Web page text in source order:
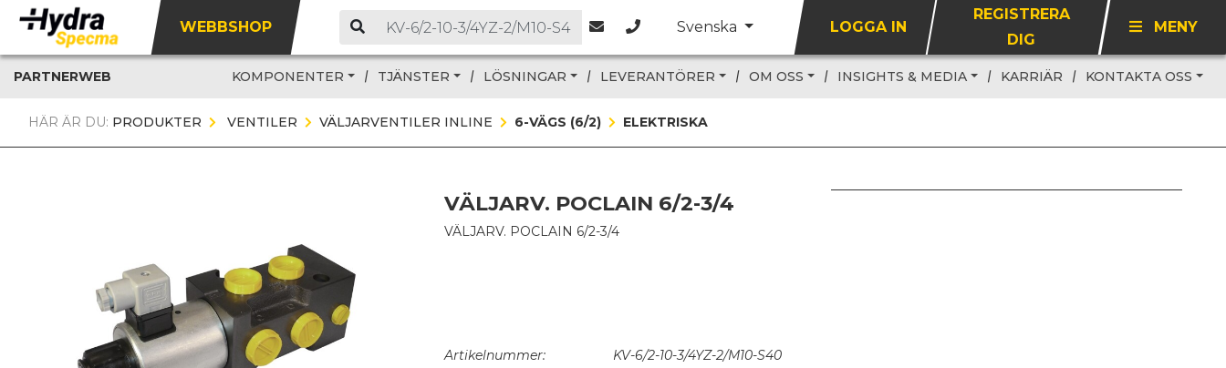
WEBBSHOP Svenska LOGGA IN
REGISTRERA
DIG
MENY
PARTNERWEB KOMPONENTER TJÄNSTER LÖSNINGAR LEVERANTÖRER OM OSS INSIGHTS & MEDIA KARRIÄR KONTAKTA OSS
HÄR ÄR DU: PRODUKTER VENTILER VÄLJARVENTILER INLINE 6-VÄGS (6/2) ELEKTRISKA
VÄLJARV. POCLAIN 6/2-3/4
VÄLJARV. POCLAIN 6/2-3/4
Artikelnummer:
KV-6/2-10-3/4YZ-2/M10-S40